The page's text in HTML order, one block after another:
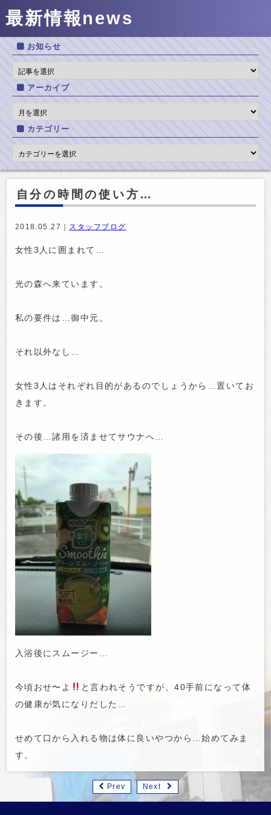
最新情報news
お知らせ
アーカイブ
カテゴリー
自分の時間の使い方…
2018.05.27｜ スタッフブログ
女性3人に囲まれて…
光の森へ来ています。
私の要件は…御中元。
それ以外なし…
女性3人はそれぞれ目的があるのでしょうから…置いてお
きます。
その後…諸用を済ませてサウナへ…
入浴後にスムージー…
今頃おせ〜よ
と言われそうですが、40手前になって体
の健康が気になりだした…
せめて口から入れる物は体に良いやつから…始めてみま
す。
Prev Next